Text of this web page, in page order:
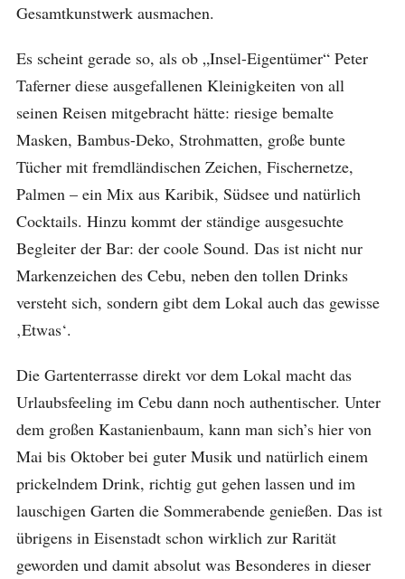
Gesamtkunstwerk ausmachen.
Es scheint gerade so, als ob „Insel-Eigentümer“ Peter
Taferner diese ausgefallenen Kleinigkeiten von all
seinen Reisen mitgebracht hätte: riesige bemalte
Masken, Bambus-Deko, Strohmatten, große bunte
Tücher mit fremdländischen Zeichen, Fischernetze,
Palmen – ein Mix aus Karibik, Südsee und natürlich
Cocktails. Hinzu kommt der ständige ausgesuchte
Begleiter der Bar: der coole Sound. Das ist nicht nur
Markenzeichen des Cebu, neben den tollen Drinks
versteht sich, sondern gibt dem Lokal auch das gewisse
‚Etwas‘.
Die Gartenterrasse direkt vor dem Lokal macht das
Urlaubsfeeling im Cebu dann noch authentischer. Unter
dem großen Kastanienbaum, kann man sich’s hier von
Mai bis Oktober bei guter Musik und natürlich einem
prickelndem Drink, richtig gut gehen lassen und im
lauschigen Garten die Sommerabende genießen. Das ist
übrigens in Eisenstadt schon wirklich zur Rarität
geworden und damit absolut was Besonderes in dieser